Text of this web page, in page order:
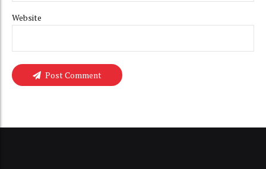
Website
Post Comment